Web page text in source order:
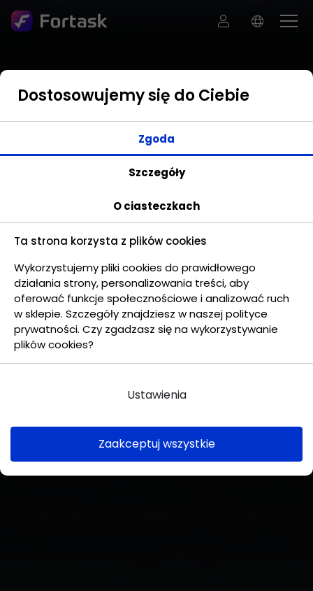
Dostosowujemy się do Ciebie
Zgoda
Szczegóły
O ciasteczkach
Ta strona korzysta z plików cookies
Wykorzystujemy pliki cookies do prawidłowego
działania strony, personalizowania treści, aby
oferować funkcje społecznościowe i analizować ruch
w sklepie. Szczegóły znajdziesz w naszej polityce
prywatności. Czy zgadzasz się na wykorzystywanie
plików cookies?
Ustawienia
Zaakceptuj wszystkie